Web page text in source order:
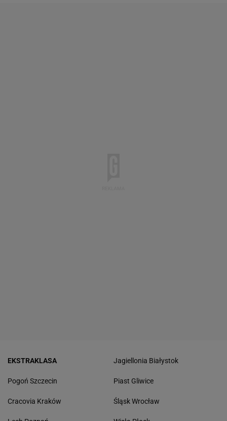
EKSTRAKLASA
Pogoń Szczecin
Cracovia Kraków
Jagiellonia Białystok
Piast Gliwice
Śląsk Wrocław